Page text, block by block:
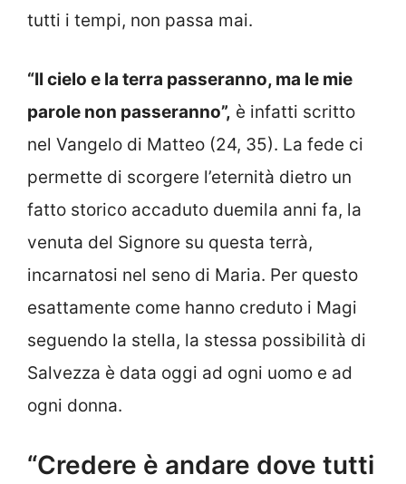
tutti i tempi, non passa mai.
“Il cielo e la terra passeranno, ma le mie
parole non passeranno”, è infatti scritto
nel Vangelo di Matteo (24, 35). La fede ci
permette di scorgere l’eternità dietro un
fatto storico accaduto duemila anni fa, la
venuta del Signore su questa terrà,
incarnatosi nel seno di Maria. Per questo
esattamente come hanno creduto i Magi
seguendo la stella, la stessa possibilità di
Salvezza è data oggi ad ogni uomo e ad
ogni donna.
“Credere è andare dove tutti